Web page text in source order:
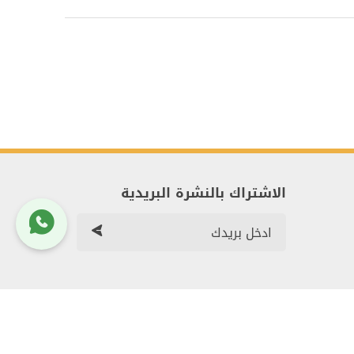
الاشتراك بالنشرة البريدية